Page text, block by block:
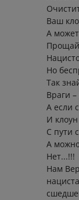
Ваш
А
Но
Так
Враги
А если
И
С пути
А
Нет...!!!
Нам